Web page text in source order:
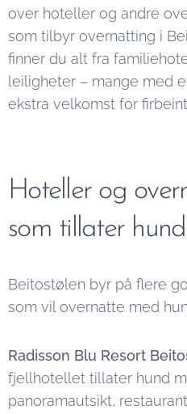
over hoteller og andre
som tilbyr overnatting i
finner du alt fra
leiligheter – mange med
ekstra velkomst for
Hoteller og
som tillater hund
Beitostølen byr på flere
som vil overnatte med
Radisson Blu Resort
fjellhotellet tillater hund
panoramautsikt,